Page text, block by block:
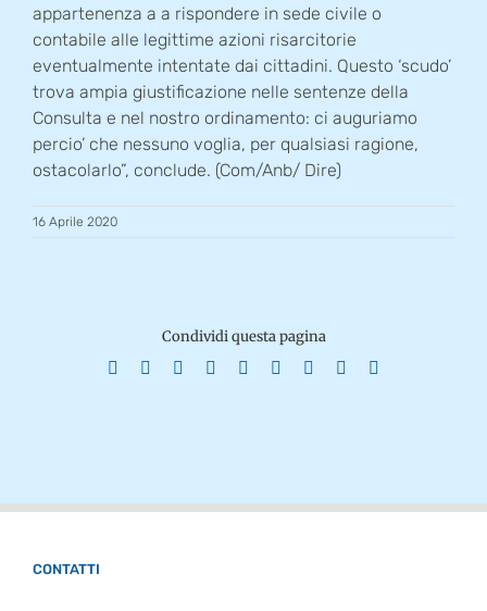
appartenenza a a rispondere in sede civile o
contabile alle legittime azioni risarcitorie
eventualmente intentate dai cittadini. Questo ‘scudo’
trova ampia giustificazione nelle sentenze della
Consulta e nel nostro ordinamento: ci auguriamo
percio’ che nessuno voglia, per qualsiasi ragione,
ostacolarlo”, conclude. (Com/Anb/ Dire)
16 Aprile 2020
Condividi questa pagina
Facebook Reddit LinkedInWhatsApp
TumblrPinterest
CONTATTI